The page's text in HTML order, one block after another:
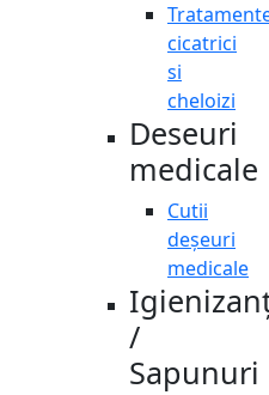
cicatrici
si
cheloizi
Deseuri
medicale
Cutii
deșeuri
medicale
/
Sapunuri